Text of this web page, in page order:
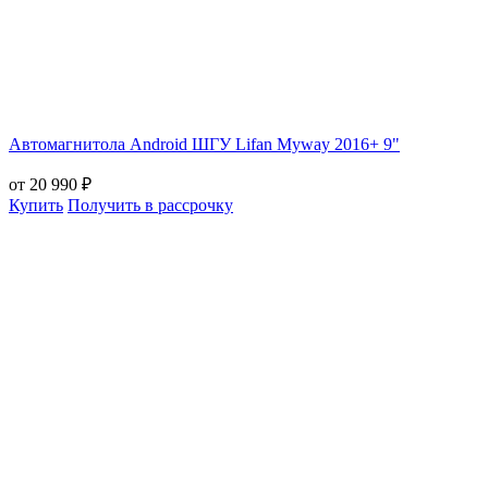
Автомагнитола Android ШГУ Lifan Myway 2016+ 9"
от 20 990 ₽
Купить Получить в рассрочку